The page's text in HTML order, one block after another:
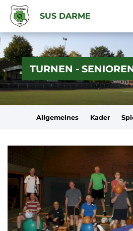
SUS DARME
TURNEN -
Allgemeines Kader